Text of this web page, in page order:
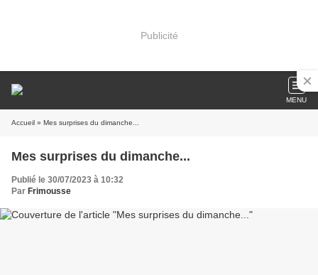
Publicité
MENU
Accueil » Mes surprises du dimanche...
Mes surprises du dimanche...
Publié le 30/07/2023 à 10:32
Par Frimousse